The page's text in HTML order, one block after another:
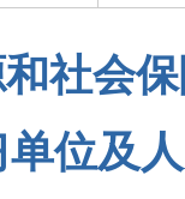
社会
位及